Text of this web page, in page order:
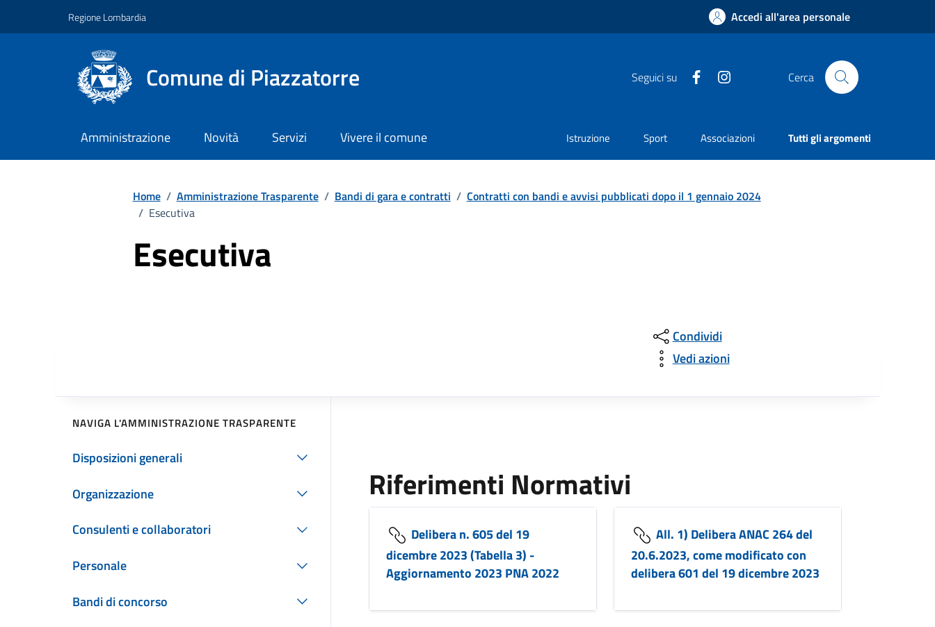
Regione Lombardia Accedi all'area personale
Comune di Piazzatorre Seguici su Facebook Cerca
Amministrazione Novità Servizi Vivere il comune Istruzione Sport Associazioni Tutti gli argomenti
Home / Amministrazione Trasparente / Bandi di gara e contratti / Contratti con bandi e avvisi pubblicati dopo il 1 gennaio 2024
/ Esecutiva
Esecutiva
Condividi
Vedi azioni
NAVIGA L'AMMINISTRAZIONE TRASPARENTE
Disposizioni generali
Organizzazione
Consulenti e collaboratori
Personale
Bandi di concorso
Riferimenti Normativi
Delibera n. 605 del 19
dicembre 2023 (Tabella 3) -
Aggiornamento 2023 PNA 2022
All. 1) Delibera ANAC 264 del
20.6.2023, come modificato con
delibera 601 del 19 dicembre 2023